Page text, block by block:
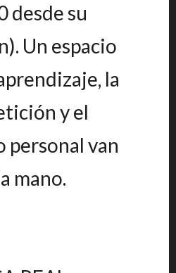
desde su
Un espacio
la
y el
personal van
mano.